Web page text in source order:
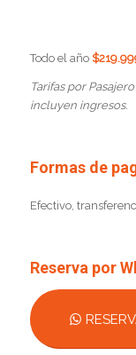
Todo el año
Tarifas por
incluyen ingresos.
Formas de
Efectivo,
Reserva por